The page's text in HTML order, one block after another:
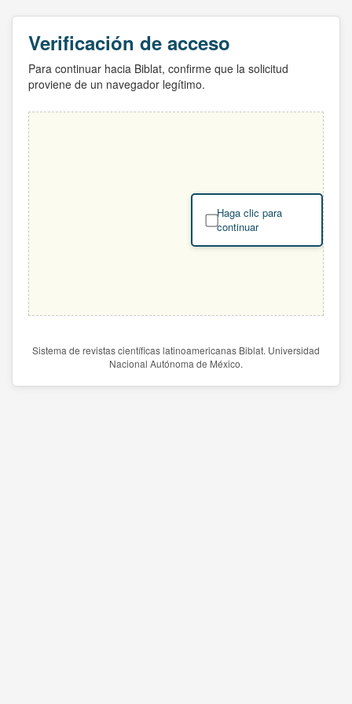
Verificación de acceso
Para continuar hacia Biblat, confirme que la solicitud
proviene de un navegador legítimo.
Haga clic para
continuar
Sistema de revistas científicas latinoamericanas Biblat. Universidad
Nacional Autónoma de México.